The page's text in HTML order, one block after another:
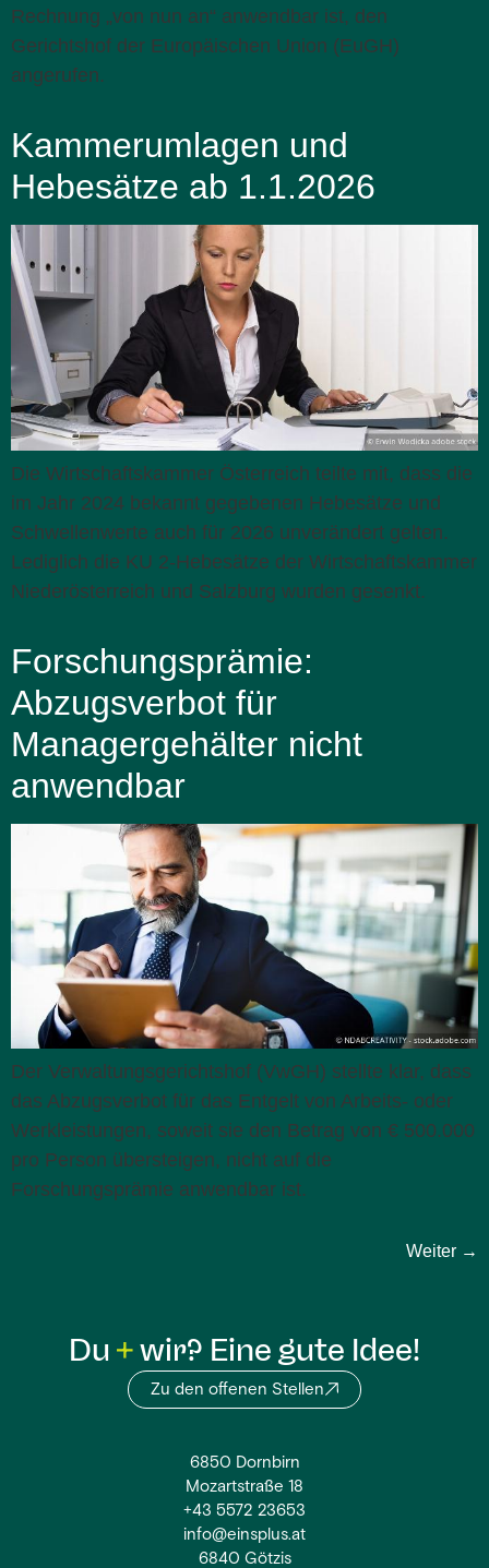
Rechnung „von nun an“ anwendbar ist, den
Gerichtshof der Europäischen Union (EuGH)
angerufen.
Kammerumlagen und
Hebesätze ab 1.1.2026
Die Wirtschaftskammer Österreich teilte mit, dass die
im Jahr 2024 bekannt gegebenen Hebesätze und
Schwellenwerte auch für 2026 unverändert gelten.
Lediglich die KU 2-Hebesätze der Wirtschaftskammer
Niederösterreich und Salzburg wurden gesenkt.
Forschungsprämie:
Abzugsverbot für
Managergehälter nicht
anwendbar
Der Verwaltungsgerichtshof (VwGH) stellte klar, dass
das Abzugsverbot für das Entgelt von Arbeits- oder
Werkleistungen, soweit sie den Betrag von € 500.000
pro Person übersteigen, nicht auf die
Forschungsprämie anwendbar ist.
Weiter →
Du wir? Eine gute Idee!
Zu den offenen Stellen
6850 Dornbirn
Mozartstraße 18
+43 5572 23653
info@einsplus.at
6840 Götzis